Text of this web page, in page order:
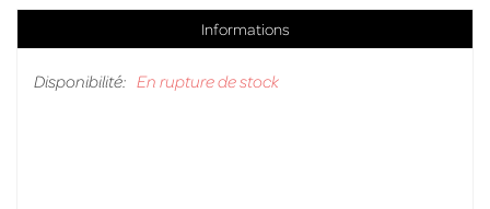
Informations
Disponibilité: En rupture de stock